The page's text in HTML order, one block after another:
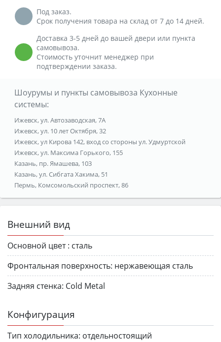
Под заказ.
Срок получения товара на склад от 7 до 14 дней.
Доставка 3-5 дней до вашей двери или пункта
самовывоза.
Стоимость уточнит менеджер при
подтверждении заказа.
Шоурумы и пункты самовывоза Кухонные
системы:
Ижевск, ул. Автозаводская, 7А
Ижевск, ул. 10 лет Октября, 32
Ижевск, ул Кирова 142, вход со стороны ул. Удмуртской
Ижевск, ул. Максима Горького, 155
Казань, пр. Ямашева, 103
Казань, ул. Сибгата Хакима, 51
Пермь, Комсомольский проспект, 86
Внешний вид
Основной цвет : сталь
Фронтальная поверхность: нержавеющая сталь
Задняя стенка: Cold Metal
Конфигурация
Тип холодильника: отдельностоящий